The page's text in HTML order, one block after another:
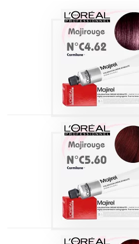
MAJIROUGE 4.62
CHÂTAIN ROUGE
IRISÉ 60 ML
Produits
MAJIROUGE 5.60
CHÂTAIN CLAIR
ROUGE INTENSE
Produits